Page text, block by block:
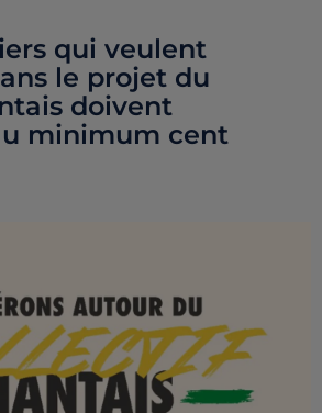
qui veulent
le projet du
doivent
minimum cent